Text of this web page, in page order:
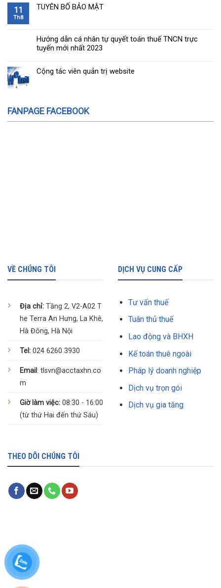
11
Th8
TUYÊN BỐ BẢO MẬT
Hướng dẫn cá nhân tự quyết toán thuế TNCN trực
tuyến mới nhất 2023
Cộng tác viên quản trị website
FANPAGE FACEBOOK
VỀ CHÚNG TÔI
Địa chỉ: Tầng 2, V2-A02 T
he Terra An Hưng, La Khê,
Hà Đông, Hà Nội
Tel: 024 6260 3930
Email: tlsvn@acctaxhn.co
m
Giờ làm việc: 08:30 - 16:00
(từ thứ Hai đến thứ Sáu)
DỊCH VỤ CUNG CẤP
Tư vấn thuế
Tuân thủ thuế
Lao động và BHXH
Kế toán thuê ngoài
Pháp lý doanh nghiệp
Dịch vụ trọn gói
Dịch vụ gia tăng
THEO DÕI CHÚNG TÔI